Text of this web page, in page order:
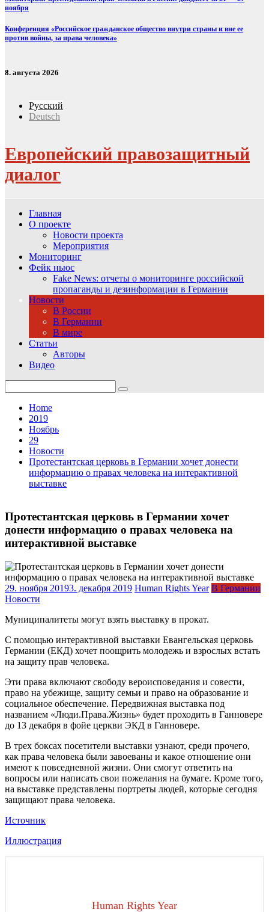
ноября
Конференция «Российское гражданское общество внутри страны и вне ее
против войны, за права человека»
8. августа 2026
Русский
Deutsch
Европейский правозащитный
диалог
Главная
О проекте
Новости проекта
Мероприятия
Мониторинг
Фейк ньюс
Fake News: отчеты о мониторинге российской
пропаганды и дезинформации в Германии
Новости
В России
В Германии
В мире
Статьи
Авторы
Видео
for:
Home
2019
Ноябрь
29
Новости
Протестантская церковь в Германии хочет донести
информацию о правах человека на интерактивной
выставке
Протестантская церковь в Германии хочет
донести информацию о правах человека на
интерактивной выставке
29. ноября 20193. декабря 2019 Human Rights Year В Германии
Новости
Муниципалитеты могут взять выставку в прокат.
С помощью интерактивной выставки Евангельская церковь
Германии (ЕКД) хочет поощрить молодежь и взрослых встать
на защиту прав человека.
Эти права включают свободу вероисповедания и совести,
право на убежище, защиту семьи и право на образование и
социальное обеспечение. Передвижная выставка под
названием «Люди.Права.Жизнь» будет проходить в Ганновере
до 13 декабря в фойе церкви ЭКД в Ганновере.
В трех боксах посетители выставки узнают, среди прочего,
как права человека были завоеваны и какое отношение они
имеют к повседневной жизни. Они смогут ответить на
вопросы или написать свои пожелания на бумаге. Кроме того,
на выставке представлены портреты людей, которые сегодня
защищают права человека.
Источник
Иллюстрация
Human Rights Year